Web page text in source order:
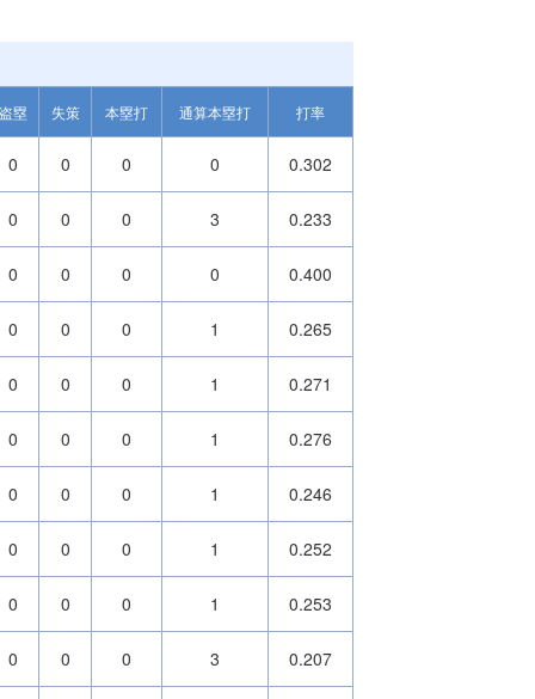
塁 失策 本塁打 通算本塁打 打率
0 0 0 0 0.302
0 0 0 3 0.233
0 0 0 0 0.400
0 0 0 1 0.265
0 0 0 1 0.271
0 0 0 1 0.276
0 0 0 1 0.246
0 0 0 1 0.252
0 0 0 1 0.253
0 0 0 3 0.207